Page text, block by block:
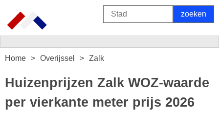
Home Overijssel Zalk
Huizenprijzen Zalk WOZ-waarde
per vierkante meter prijs 2026